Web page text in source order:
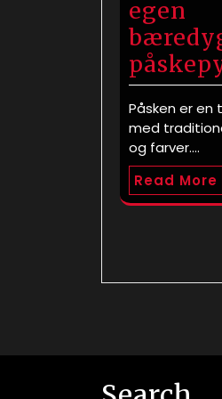
egen
Påsken er en
med
og farver.…
Read More